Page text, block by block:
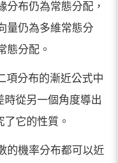
分布仍為常態分配，
量仍為多維常態分
態分配。
項分布的漸近公式中
時從另一個角度導出
了它的性質。
的機率分布都可以近